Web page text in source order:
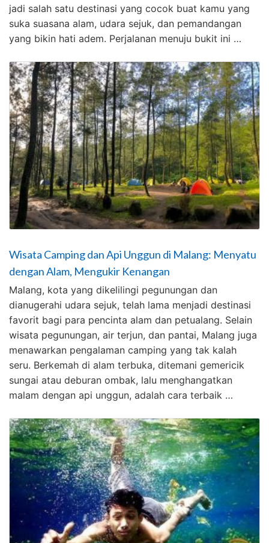
jadi salah satu destinasi yang cocok buat kamu yang
suka suasana alam, udara sejuk, dan pemandangan
yang bikin hati adem. Perjalanan menuju bukit ini …
Wisata Camping dan Api Unggun di Malang: Menyatu
dengan Alam, Mengukir Kenangan
Malang, kota yang dikelilingi pegunungan dan
dianugerahi udara sejuk, telah lama menjadi destinasi
favorit bagi para pencinta alam dan petualang. Selain
wisata pegunungan, air terjun, dan pantai, Malang juga
menawarkan pengalaman camping yang tak kalah
seru. Berkemah di alam terbuka, ditemani gemericik
sungai atau deburan ombak, lalu menghangatkan
malam dengan api unggun, adalah cara terbaik …